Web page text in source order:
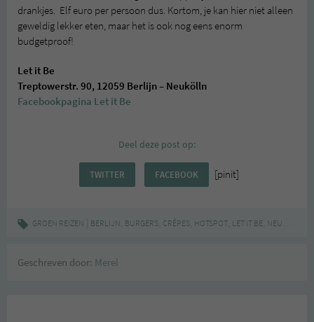
drankjes. Elf euro per persoon dus. Kortom, je kan hier niet alleen
geweldig lekker eten, maar het is ook nog eens enorm
budgetproof!
Let it Be
Treptowerstr. 90, 12059 Berlijn – Neukölln
Facebookpagina Let it Be
Deel deze post op:
TWITTER FACEBOOK [pinit]
GROEN REIZEN BERLIJN, BURGERS, CRÊPES, HOTSPOT, LET IT BE, NEUKÖLLN
Geschreven door: Merel